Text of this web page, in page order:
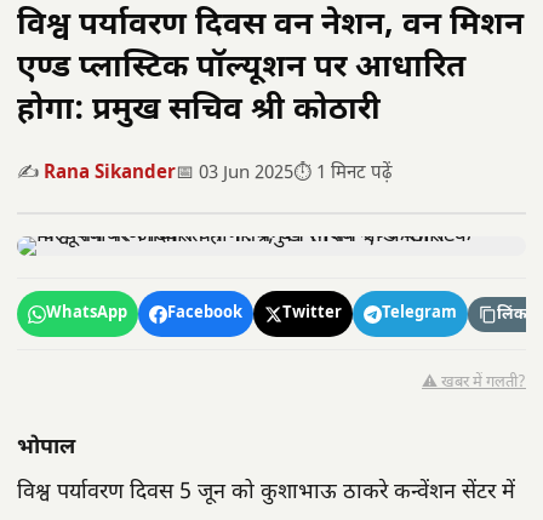
विश्व पर्यावरण दिवस वन नेशन, वन मिशन
एण्ड प्लास्टिक पॉल्यूशन पर आधारित
होगा: प्रमुख सचिव श्री कोठारी
✍️ Rana Sikander📅 03 Jun 2025⏱️ 1 मिनट पढ़ें
WhatsApp Facebook Twitter Telegram लिंक
⚠️ खबर में गलती?
भोपाल
विश्व पर्यावरण दिवस 5 जून को कुशाभाऊ ठाकरे कन्वेंशन सेंटर में